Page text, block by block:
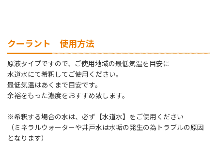
クーラント 使用方法
原液タイプですので、ご使用地域の最低気温を目安に
水道水にて希釈してご使用ください。
最低気温はあくまで目安です。
余裕をもった濃度をおすすめ致します。
※希釈する場合の水は、必ず【水道水】をご使用ください
（ミネラルウォーターや井戸水は水垢の発生の為トラブルの原因
となります）